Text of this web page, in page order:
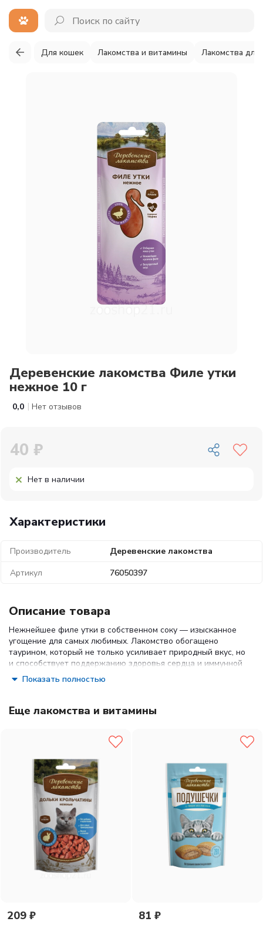
Для кошек Лакомства и витамины Лакомства для
Деревенские лакомства Филе утки
нежное 10 г
0,0 | Нет отзывов
Характеристики
Производитель
Деревенские лакомства
Артикул
76050397
40 ₽
Нет в наличии
Описание товара
Нежнейшее филе утки в собственном соку — изысканное
угощение для самых любимых. Лакомство обогащено
таурином, который не только усиливает природный вкус, но
и способствует поддержанию здоровья сердца и иммунной
системы.
Гарантированные показатели на 100 г продукта: белок —
Энергетическая ценность в 100 г продукта: 92,5 ккал.
Показать полностью
Еще лакомства и витамины
209 ₽ 81 ₽